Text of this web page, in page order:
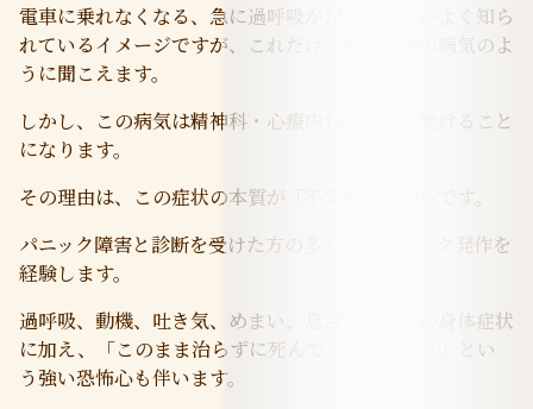
電車に乗れなくなる、急に過呼吸が起きるなどがよく知ら
れているイメージですが、これだけを聞くと体の病気のよ
うに聞こえます。
しかし、この病気は精神科・心療内科で治療を受けること
になります。
その理由は、この症状の本質が「不安感」だからです。
パニック障害と診断を受けた方の多くは、パニック発作を
経験します。
過呼吸、動機、吐き気、めまい、息苦しさなどの身体症状
に加え、「このまま治らずに死んでしまうでは？」とい
う強い恐怖心も伴います。